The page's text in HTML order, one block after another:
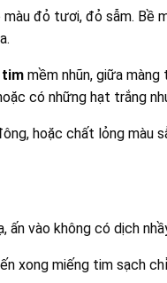
màu đỏ tươi, đỏ sẫm. Bề
tim mềm nhũn, giữa
có những hạt trắng
hoặc chất lỏng màu
ấn vào không có dịch
xong miếng tim sạch